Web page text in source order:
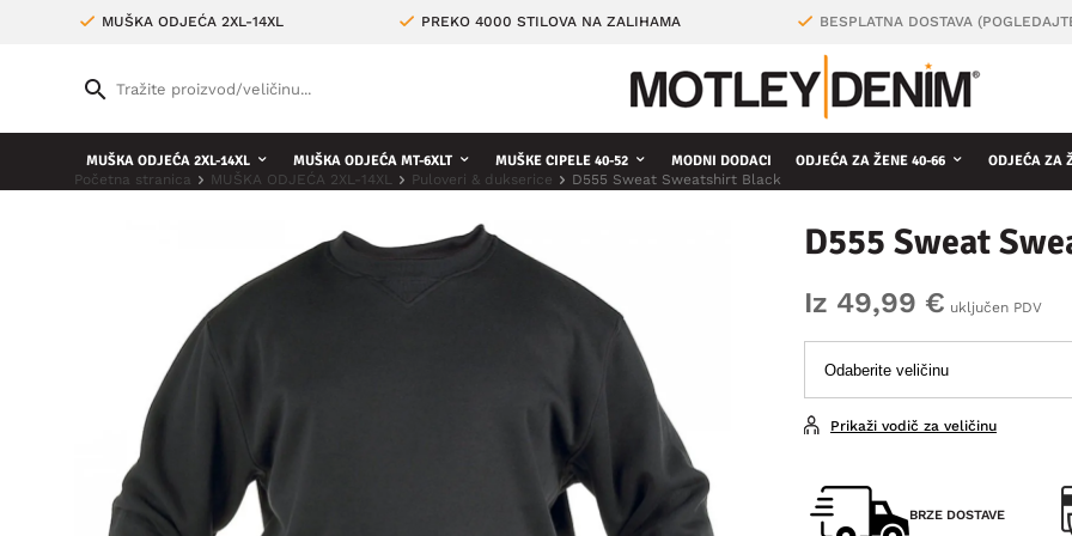
MUŠKA ODJEĆA 2XL-14XL PREKO 4000 STILOVA NA ZALIHAMA BESPLATNA DOSTAVA
MUŠKA ODJEĆA 2XL-14XL MUŠKA ODJEĆA MT-6XLT MUŠKE CIPELE 40-52 MODNI DODACI ODJEĆA ZA ŽENE 40-66 ODJEĆA ZA
Početna stranica MUŠKA ODJEĆA 2XL-14XL Puloveri & dukserice D555 Sweat Sweatshirt Black
D555 Sweat
Iz 49,99 € uključen PDV
Prikaži vodič za veličinu
BRZE DOSTAVE